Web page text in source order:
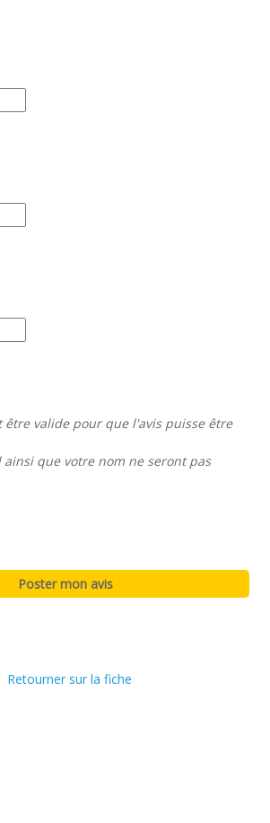
être valide pour que l'avis puisse être
ainsi que votre nom ne seront pas
Retourner sur la fiche